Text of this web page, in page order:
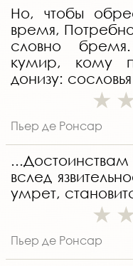
Но, чтобы
время,
словно
кумир, кому
донизу:
Пьер де Ронсар
вслед
умрет,
Пьер де Ронсар